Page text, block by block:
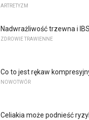
ARTRETYZM
Nadwrażliwość trzewna i IBS
ZDROWIE TRAWIENNE
Co to jest rękaw
NOWOTWÓR
Celiakia może podnieść